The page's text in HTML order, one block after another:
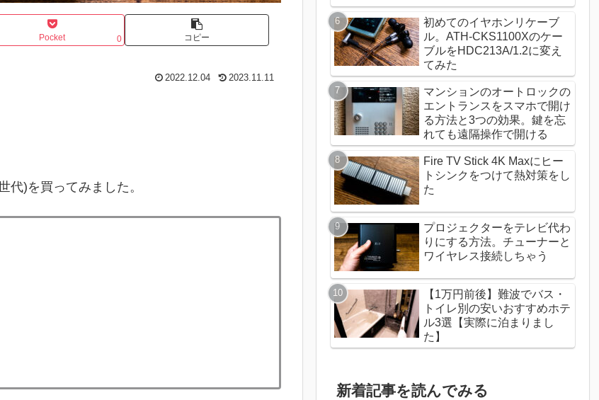
Pocket 0 コピー
2022.12.04 2023.11.11
代)を買ってみました。
初めてのイヤホンリケーブ
ル。ATH-CKS1100Xのケー
ブルをHDC213A/1.2に変え
てみた
マンションのオートロックの
エントランスをスマホで開け
る方法と3つの効果。鍵を忘
れても遠隔操作で開ける
Fire TV Stick 4K Maxにヒー
トシンクをつけて熱対策をし
た
プロジェクターをテレビ代わ
りにする方法。チューナーと
ワイヤレス接続しちゃう
【1万円前後】難波でバス・
トイレ別の安いおすすめホテ
ル3選【実際に泊まりまし
た】
新着記事を読んでみる